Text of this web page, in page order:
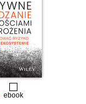
ebook